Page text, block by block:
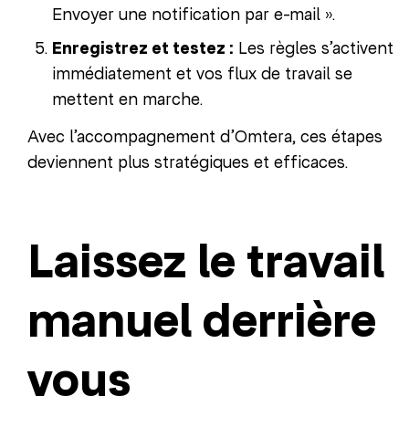
Envoyer une notification par e-mail ».
Enregistrez et testez : Les règles s’activent
immédiatement et vos flux de travail se
mettent en marche.
Avec l’accompagnement d’Omtera, ces étapes
deviennent plus stratégiques et efficaces.
Laissez le travail
manuel derrière
vous